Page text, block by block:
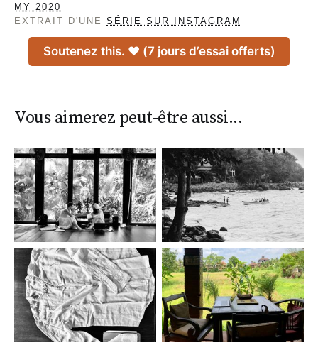
MY 2020
EXTRAIT D'UNE SÉRIE SUR INSTAGRAM
Soutenez this. ♥ (7 jours d’essai offerts)
Vous aimerez peut-être aussi...